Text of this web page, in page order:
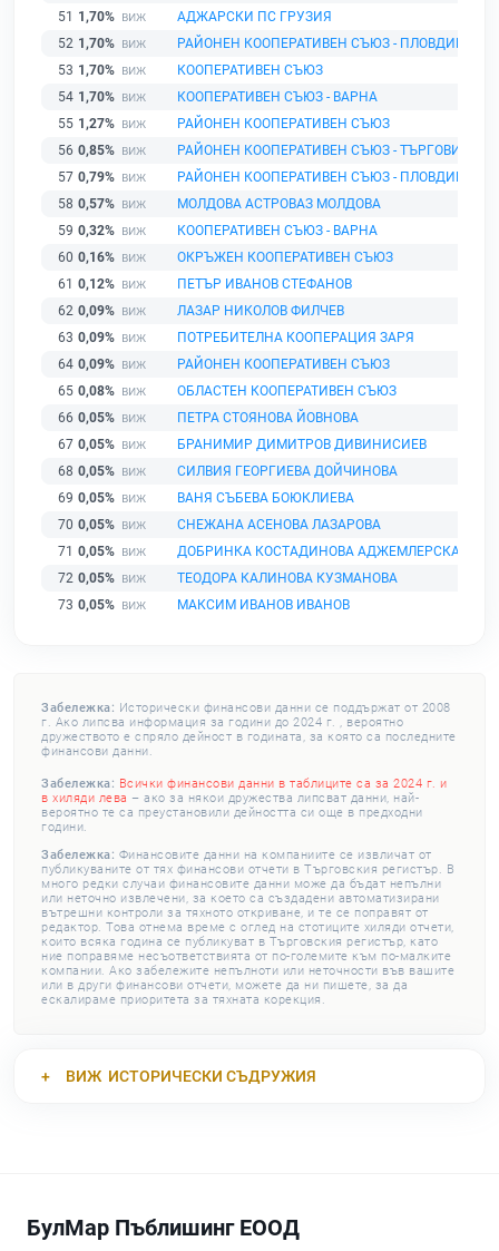
51
1,70%
АДЖАРСКИ ПС ГРУЗИЯ
52 1,70%
РАЙОНЕН КООПЕРАТИВЕН СЪЮЗ - ПЛОВДИВ
53 1,70%
КООПЕРАТИВЕН СЪЮЗ
54 1,70%
КООПЕРАТИВЕН СЪЮЗ - ВАРНА
55 1,27%
РАЙОНЕН КООПЕРАТИВЕН СЪЮЗ
56 0,85%
РАЙОНЕН КООПЕРАТИВЕН СЪЮЗ - ТЪРГОВИЯ
57 0,79%
РАЙОНЕН КООПЕРАТИВЕН СЪЮЗ - ПЛОВДИВ
58 0,57%
МОЛДОВА АСТРОВАЗ МОЛДОВА
59 0,32%
КООПЕРАТИВЕН СЪЮЗ - ВАРНА
60 0,16%
ОКРЪЖЕН КООПЕРАТИВЕН СЪЮЗ
61 0,12%
ПЕТЪР ИВАНОВ СТЕФАНОВ
62 0,09%
ЛАЗАР НИКОЛОВ ФИЛЧЕВ
63 0,09%
ПОТРЕБИТЕЛНА КООПЕРАЦИЯ ЗАРЯ
64 0,09%
РАЙОНЕН КООПЕРАТИВЕН СЪЮЗ
65 0,08%
ОБЛАСТЕН КООПЕРАТИВЕН СЪЮЗ
66 0,05%
ПЕТРА СТОЯНОВА ЙОВНОВА
67 0,05%
БРАНИМИР ДИМИТРОВ ДИВИНИСИЕВ
68 0,05%
СИЛВИЯ ГЕОРГИЕВА ДОЙЧИНОВА
69 0,05%
ВАНЯ СЪБЕВА БОЮКЛИЕВА
70 0,05%
СНЕЖАНА АСЕНОВА ЛАЗАРОВА
71 0,05%
ДОБРИНКА КОСТАДИНОВА АДЖЕМЛЕРСКА -
72 0,05%
ТЕОДОРА КАЛИНОВА КУЗМАНОВА
73 0,05% МАКСИМ ИВАНОВ ИВАНОВ
Забележка: Исторически финансови данни се поддържат от 2008
г. Ако липсва информация за години до 2024 г. , вероятно
дружеството е спряло дейност в годината, за която са последните
финансови данни.
Забележка: Всички финансови данни в таблиците са за 2024 г. и
в хиляди лева – ако за някои дружества липсват данни, най-
вероятно те са преустановили дейността си още в предходни
години.
Забележка: Финансовите данни на компаниите се извличат от
публикуваните от тях финансови отчети в Търговския регистър. В
много редки случаи финансовите данни може да бъдат непълни
или неточно извлечени, за което са създадени автоматизирани
вътрешни контроли за тяхното откриване, и те се поправят от
редактор. Това отнема време с оглед на стотиците хиляди отчети,
които всяка година се публикуват в Търговския регистър, като
ние поправяме несъответствията от по-големите към по-малките
компании. Ако забележите непълноти или неточности във вашите
или в други финансови отчети, можете да ни пишете, за да
ескалираме приоритета за тяхната корекция.
ВИЖ ИСТОРИЧЕСКИ СЪДРУЖИЯ
БулМар Пъблишинг ЕООД